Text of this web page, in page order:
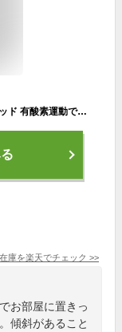
[ 踏み台昇降 ] スリムルームステッパー ワインレッド 有酸素運動で脂肪燃焼！上り下り運動でリハビリ等にも！ 踏み台昇降運動 台 スローステップ 踏み台 ステップ台 エアロビクス ステッパー ダイエット
庫を楽天でチェック >>
お部屋に置きっ
傾斜があること